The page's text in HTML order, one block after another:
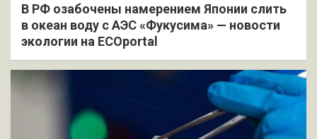
В РФ озабочены намерением Японии слить
в океан воду с АЭС «Фукусима» — новости
экологии на ECOportal